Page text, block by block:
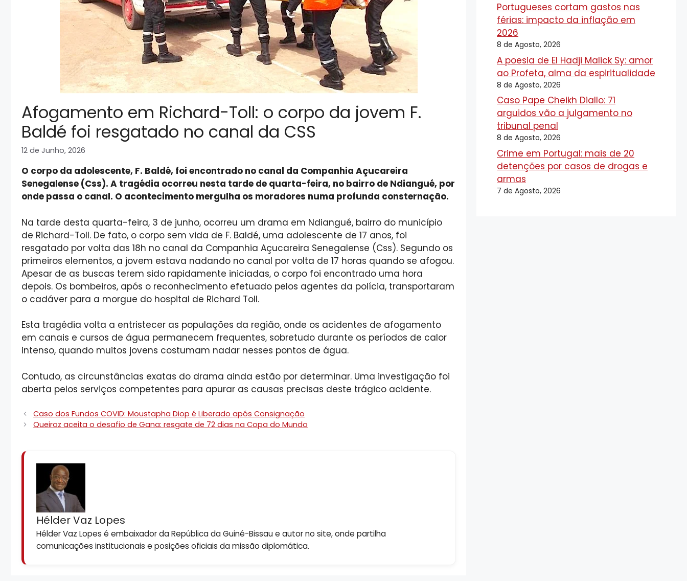
Afogamento em Richard-Toll: o corpo da jovem F.
Baldé foi resgatado no canal da CSS
12 de Junho, 2026
O corpo da adolescente, F. Baldé, foi encontrado no canal da Companhia Açucareira
Senegalense (Css). A tragédia ocorreu nesta tarde de quarta-feira, no bairro de Ndiangué, por
onde passa o canal. O acontecimento mergulha os moradores numa profunda consternação.
Na tarde desta quarta-feira, 3 de junho, ocorreu um drama em Ndiangué, bairro do município
de Richard-Toll. De fato, o corpo sem vida de F. Baldé, uma adolescente de 17 anos, foi
resgatado por volta das 18h no canal da Companhia Açucareira Senegalense (Css). Segundo os
primeiros elementos, a jovem estava nadando no canal por volta de 17 horas quando se afogou.
Apesar de as buscas terem sido rapidamente iniciadas, o corpo foi encontrado uma hora
depois. Os bombeiros, após o reconhecimento efetuado pelos agentes da polícia, transportaram
o cadáver para a morgue do hospital de Richard Toll.
Esta tragédia volta a entristecer as populações da região, onde os acidentes de afogamento
em canais e cursos de água permanecem frequentes, sobretudo durante os períodos de calor
intenso, quando muitos jovens costumam nadar nesses pontos de água.
Contudo, as circunstâncias exatas do drama ainda estão por determinar. Uma investigação foi
aberta pelos serviços competentes para apurar as causas precisas deste trágico acidente.
Caso dos Fundos COVID: Moustapha Diop é Liberado após Consignação
Queiroz aceita o desafio de Gana: resgate de 72 dias na Copa do Mundo
Hélder Vaz Lopes
Hélder Vaz Lopes é embaixador da República da Guiné-Bissau e autor no site, onde partilha
comunicações institucionais e posições oficiais da missão diplomática.
Portugueses cortam gastos nas
férias: impacto da inflação em
2026
8 de Agosto, 2026
A poesia de El Hadji Malick Sy: amor
ao Profeta, alma da espiritualidade
8 de Agosto, 2026
Caso Pape Cheikh Diallo: 71
arguidos vão a julgamento no
tribunal penal
8 de Agosto, 2026
Crime em Portugal: mais de 20
detenções por casos de drogas e
armas
7 de Agosto, 2026